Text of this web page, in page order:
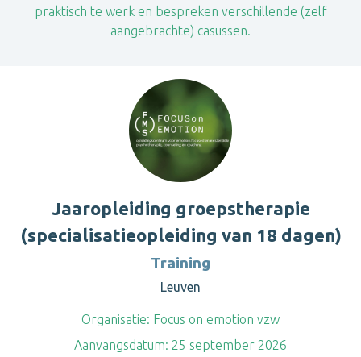
praktisch te werk en bespreken verschillende (zelf
aangebrachte) casussen.
Jaaropleiding groepstherapie
(specialisatieopleiding van 18 dagen)
Training
Leuven
Organisatie: Focus on emotion vzw
Aanvangsdatum: 25 september 2026